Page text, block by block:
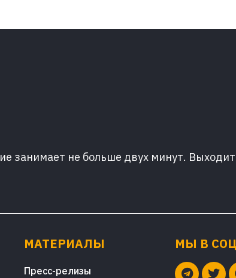
занимает не больше двух минут.
МАТЕРИАЛЫ
Пресс-релизы
МЫ В